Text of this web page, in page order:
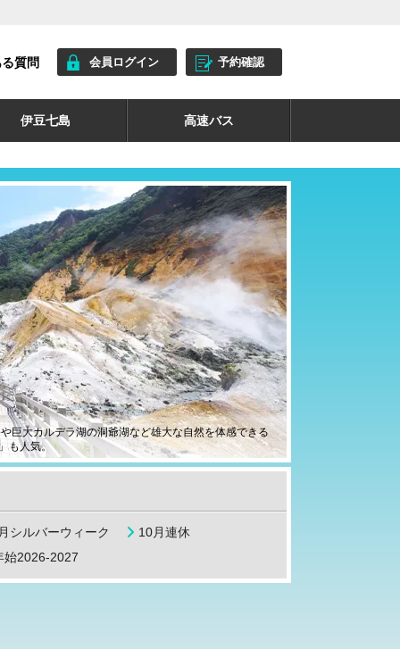
質問 会員ログイン 予約確認
伊豆七島 高速バス
巨大カルデラ湖の洞爺湖など雄大な自然を体感できる
も人気。
シルバーウィーク
10月連休
始2026-2027